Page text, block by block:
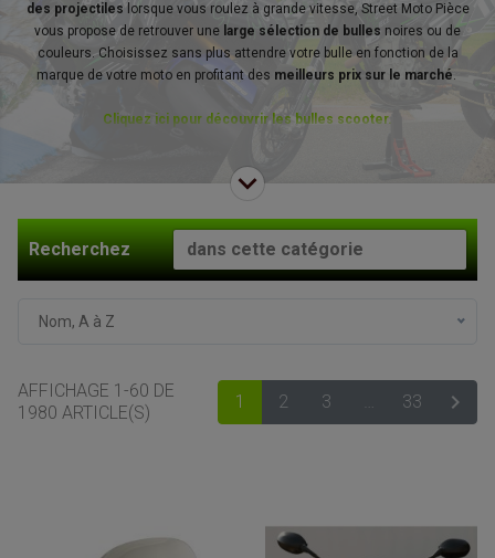
des projectiles lorsque vous roulez à grande vitesse, Street Moto Pièce
vous propose de retrouver une large sélection de bulles noires ou de
couleurs. Choisissez sans plus attendre votre bulle en fonction de la
marque de votre moto en profitant des meilleurs prix sur le marché.
Cliquez ici pour découvrir les bulles scooter.
, ou personnalisez votre moto avec une bulle plus sport, colorée,
ou tout ce qui vous fera plaisir. Nous avons des centaines de produits
en
Recherchez
Nom, A à Z
AFFICHAGE 1-60 DE
1980 ARTICLE(S)
1 2 3 … 33 